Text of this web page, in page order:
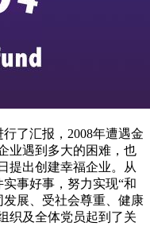
了汇报，2008年遭遇金
业遇到多大的困难，也
提出创建幸福企业。从
事好事，努力实现“和
展、受社会尊重、健康
织及全体党员起到了关